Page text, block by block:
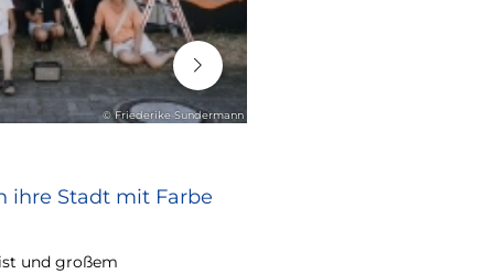
© Friederike Sundermann
ihre Stadt mit Farbe
und großem